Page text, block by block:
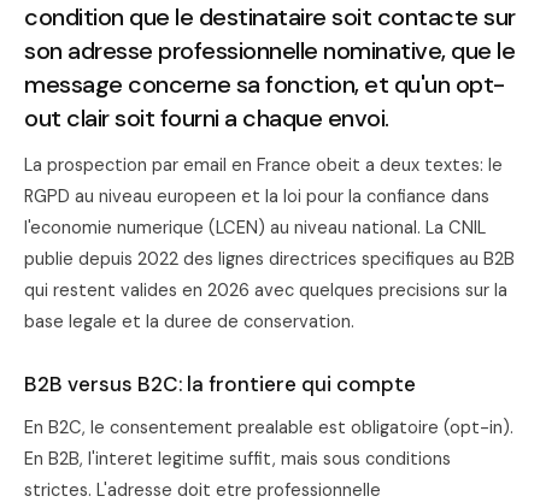
condition que le destinataire soit contacte sur
son adresse professionnelle nominative, que le
message concerne sa fonction, et qu'un opt-
out clair soit fourni a chaque envoi.
La prospection par email en France obeit a deux textes: le
RGPD au niveau europeen et la loi pour la confiance dans
l'economie numerique (LCEN) au niveau national. La CNIL
publie depuis 2022 des lignes directrices specifiques au B2B
qui restent valides en 2026 avec quelques precisions sur la
base legale et la duree de conservation.
B2B versus B2C: la frontiere qui compte
En B2C, le consentement prealable est obligatoire (opt-in).
En B2B, l'interet legitime suffit, mais sous conditions
strictes. L'adresse doit etre professionnelle